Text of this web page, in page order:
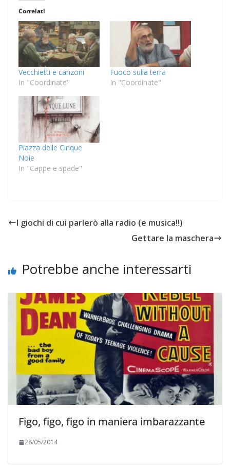
Correlati
Vecchietti e canzoni
In "Coordinate"
Fuoco sulla terra
In "Coordinate"
Piazza delle Cinque
Noie
In "Cappe e spade"
I giochi di cui parlerò alla radio (e musica!!)
Gettare la maschera
Potrebbe anche interessarti
Figo, figo, figo in maniera imbarazzante
28/05/2014